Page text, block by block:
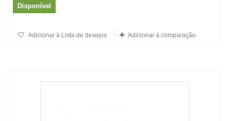
Disponível
Adicionar à Lista de desejos Adicionar à comparação